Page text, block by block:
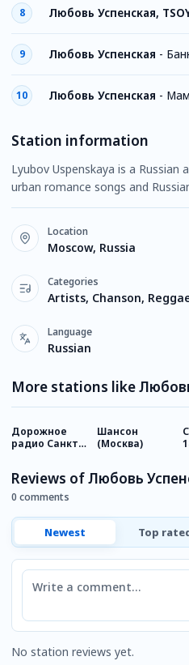
8 Любовь Успенская,
9 Любовь Успенская -
10 Любовь Успенская -
Station information
Lyubov Uspenskaya is a
urban romance songs and
Location
Moscow, Russia
Categories
Artists, Chanson,
Language
Russian
More stations like
Дорожное
радио Санкт-
Шансон
(Москва)
Reviews of Любовь
0 comments
Newest Top
Comment
No station reviews yet.